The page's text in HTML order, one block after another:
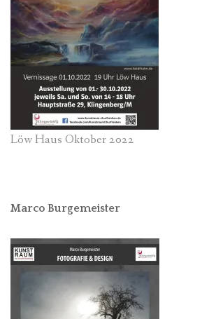
Löw Haus Oktober 2022
Marco Burgemeister